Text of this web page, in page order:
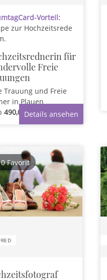
Vorteil:
zur Hochzeitsrede
für
Freie
Trauung und Freie
in Plauen
490,00 €Details ansehen
0 Favorit